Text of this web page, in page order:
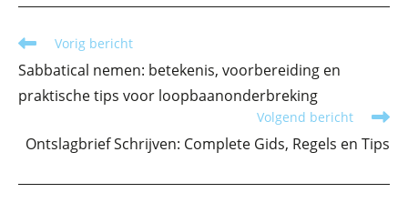
Lees
meer
artikelen
Vorig bericht
Sabbatical nemen: betekenis, voorbereiding en
praktische tips voor loopbaanonderbreking
Volgend bericht
Ontslagbrief Schrijven: Complete Gids, Regels en Tips